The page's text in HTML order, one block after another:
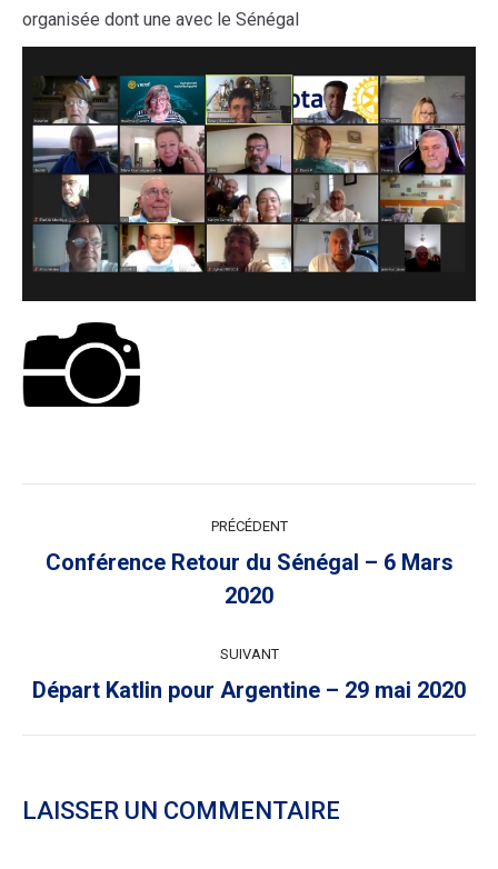
organisée dont une avec le Sénégal
ARTICLE
PRÉCÉDENT
Article
précédent
Conférence Retour du Sénégal – 6 Mars
2020
SUIVANT
Article
Départ Katlin pour Argentine – 29 mai 2020
LAISSER UN COMMENTAIRE